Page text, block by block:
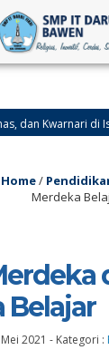
di Istana
Home/
Merdeka
Belajar
2021 - Kategori :